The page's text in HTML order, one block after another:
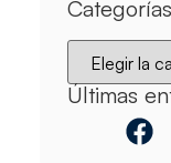
Categorías
Últimas